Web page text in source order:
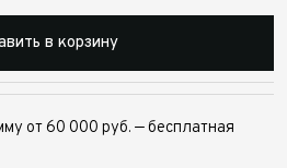
в корзину
от 60 000 руб. — бесплатная